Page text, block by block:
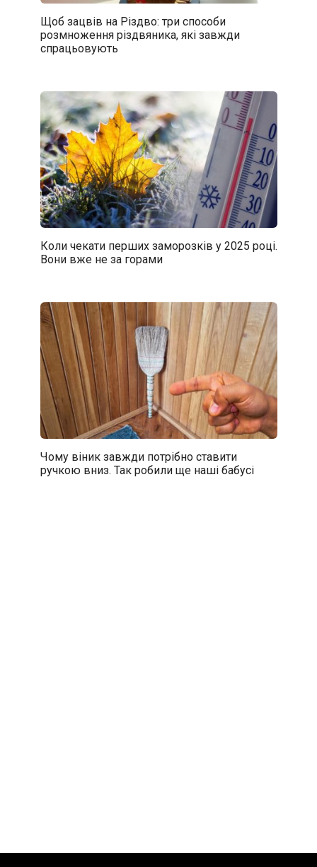
Щоб зацвів на Різдво: три способи
розмноження різдвяника, які завжди
спрацьовують
Коли чекати перших заморозків у 2025 році.
Вони вже не за горами
Чому віник завжди потрібно ставити
ручкою вниз. Так робили ще наші бабусі